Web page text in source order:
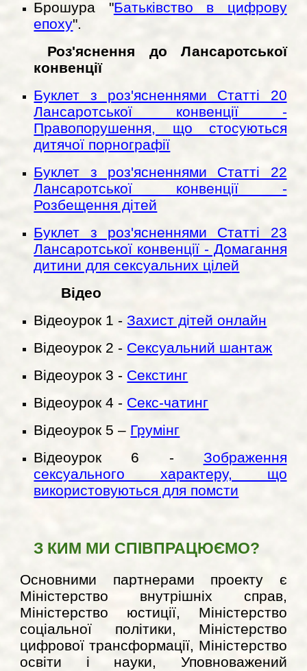
Брошура "Батьківство в цифрову
епоху".
Роз'яснення до Лансаротської
конвенції
Буклет з роз'ясненнями Статті 20
Лансаротської конвенції -
Правопорушення, що стосуються
дитячої порнографії
Буклет з роз'ясненнями Статті 22
Лансаротської конвенції -
Розбещення дітей
Буклет з роз'ясненнями Статті 23
Лансаротської конвенції - Домагання
дитини для сексуальних цілей
Відео
Відеоурок 1 - Захист дітей онлайн
Відеоурок 2 - Сексуальний шантаж
Відеоурок 3 - Секстинг
Відеоурок 4 - Секс-чатинг
Відеоурок 5 – Грумінг
Відеоурок 6 -
Зображення
сексуального характеру, що
використовуються для помсти
З КИМ МИ СПІВПРАЦЮЄМО?
Основними партнерами проекту є
Міністерство внутрішніх справ,
Міністерство юстиції, Міністерство
соціальної політики, Міністерство
цифрової трансформації, Міністерство
освіти і науки, Уповноважений